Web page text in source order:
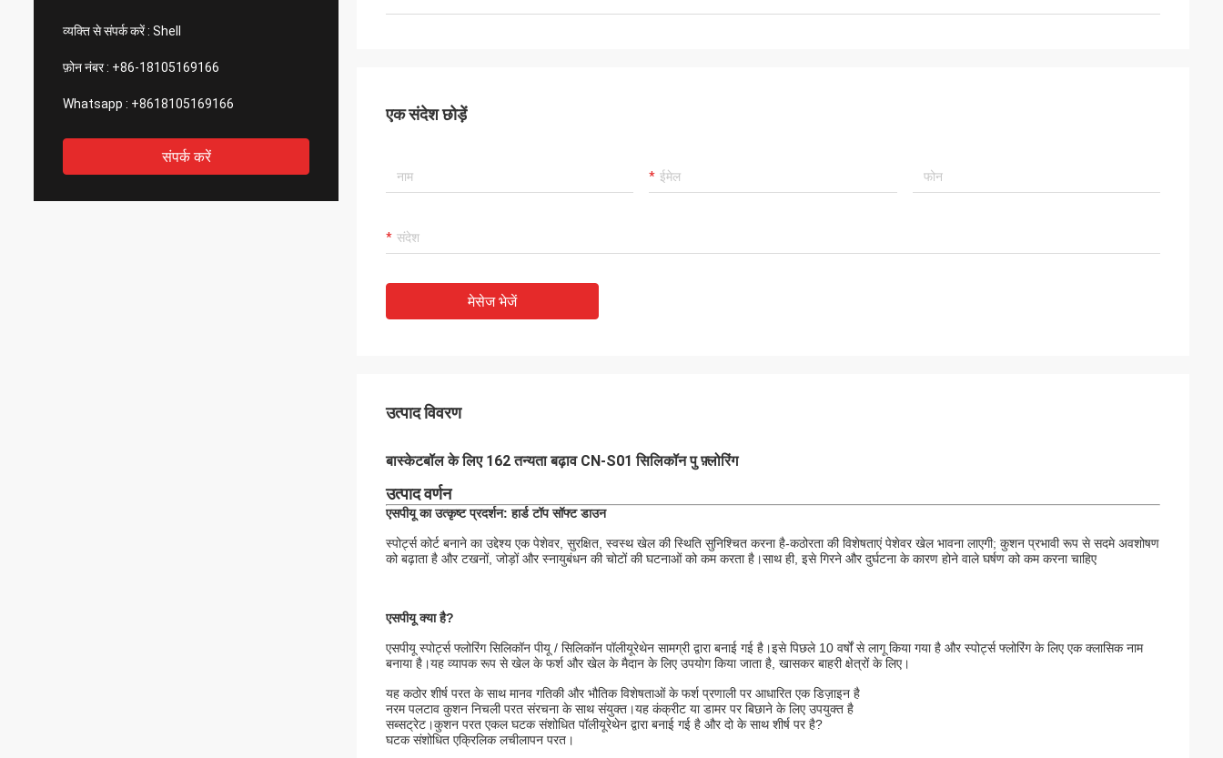
व्यक्ति से संपर्क करें : Shell
फ़ोन नंबर : +86-18105169166
Whatsapp : +8618105169166
संपर्क करें
एक संदेश छोड़ें
मेसेज भेजें
उत्पाद विवरण
बास्केटबॉल के लिए 162 तन्यता बढ़ाव CN-S01 सिलिकॉन पु फ़्लोरिंग
उत्पाद वर्णन
एसपीयू का उत्कृष्ट प्रदर्शन: हार्ड टॉप सॉफ्ट डाउन
स्पोर्ट्स कोर्ट बनाने का उद्देश्य एक पेशेवर, सुरक्षित, स्वस्थ खेल की स्थिति सुनिश्चित करना है-कठोरता की विशेषताएं पेशेवर खेल भावना लाएगी; कुशन प्रभावी रूप से सदमे अवशोषण
को बढ़ाता है और टखनों, जोड़ों और स्नायुबंधन की चोटों की घटनाओं को कम करता है।साथ ही, इसे गिरने और दुर्घटना के कारण होने वाले घर्षण को कम करना चाहिए
एसपीयू क्या है?
एसपीयू स्पोर्ट्स फ्लोरिंग सिलिकॉन पीयू / सिलिकॉन पॉलीयूरेथेन सामग्री द्वारा बनाई गई है।इसे पिछले 10 वर्षों से लागू किया गया है और स्पोर्ट्स फ्लोरिंग के लिए एक क्लासिक नाम
बनाया है।यह व्यापक रूप से खेल के फर्श और खेल के मैदान के लिए उपयोग किया जाता है, खासकर बाहरी क्षेत्रों के लिए।
यह कठोर शीर्ष परत के साथ मानव गतिकी और भौतिक विशेषताओं के फर्श प्रणाली पर आधारित एक डिज़ाइन है
नरम पलटाव कुशन निचली परत संरचना के साथ संयुक्त।यह कंक्रीट या डामर पर बिछाने के लिए उपयुक्त है
सब्सट्रेट।कुशन परत एकल घटक संशोधित पॉलीयूरेथेन द्वारा बनाई गई है और दो के साथ शीर्ष पर है?
घटक संशोधित एक्रिलिक लचीलापन परत।